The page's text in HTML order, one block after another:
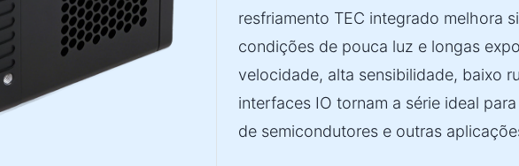
resfriamento TEC integrado melhora
condições de pouca luz e longas
velocidade, alta sensibilidade, baixo
interfaces IO tornam a série ideal
de semicondutores e outras